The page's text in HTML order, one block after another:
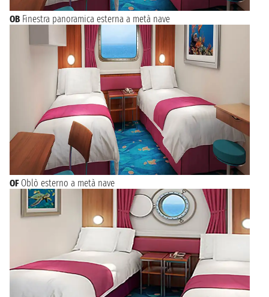
OB Finestra panoramica esterna a metà nave
OF Oblò esterno a metà nave